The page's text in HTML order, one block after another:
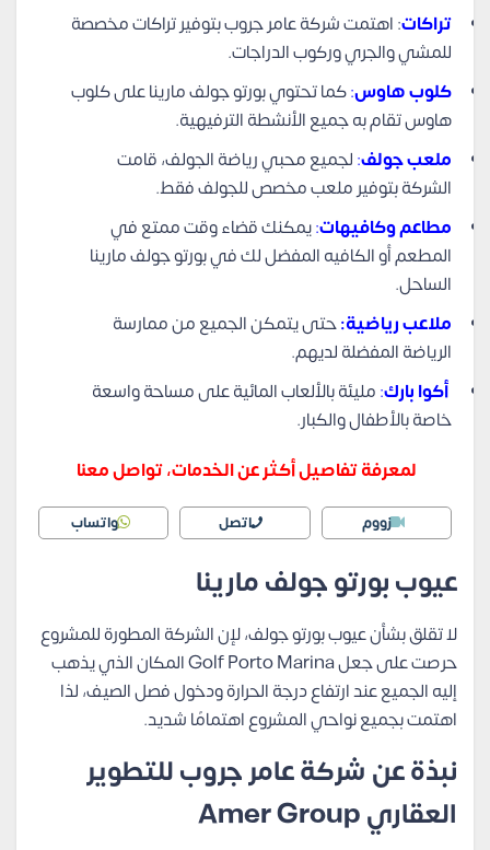
تراكات: اهتمت شركة عامر جروب بتوفير تراكات مخصصة
للمشي والجري وركوب الدراجات.
كلوب هاوس:كما تحتوي بورتو جولف مارينا على كلوب
هاوس تقام به جميع الأنشطة الترفيهية.
ملعب جولف:لجميع محبي رياضة الجولف، قامت
الشركة بتوفير ملعب مخصص للجولف فقط.
مطاعم وكافيهات:يمكنك قضاء وقت ممتع في
المطعم أو الكافيه المفضل لك في بورتو جولف مارينا
الساحل.
ملاعب رياضية:حتى يتمكن الجميع من ممارسة
الرياضة المفضلة لديهم.
أكوا بارك:مليئة بالألعاب المائية على مساحة واسعة
خاصة بالأطفال والكبار.
لمعرفة تفاصيل أكثر عن الخدمات، تواصل معنا
زووم اتصل واتساب
عيوب بورتو جولف مارينا
لا تقلق بشأن عيوب بورتو جولف، لإن الشركة المطورة للمشروع
حرصت على جعل Golf Porto Marina المكان الذي يذهب
إليه الجميع عند ارتفاع درجة الحرارة ودخول فصل الصيف، لذا
اهتمت بجميع نواحي المشروع اهتمامًا شديد.
نبذة عن شركة عامر جروب للتطوير
العقاري Amer Group